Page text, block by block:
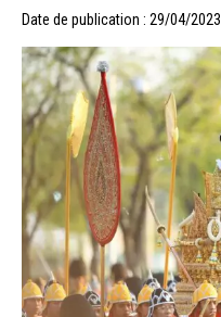
Date de publication : 29/04/2023